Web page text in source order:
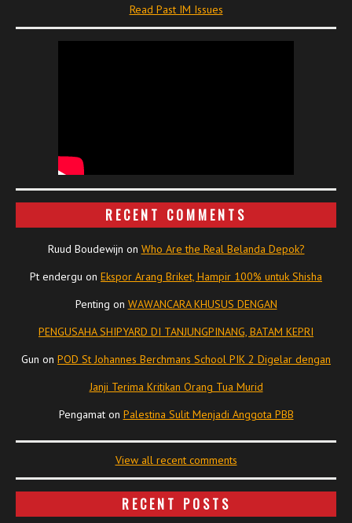
Read Past IM Issues
RECENT COMMENTS
Ruud Boudewijn on Who Are the Real Belanda Depok?
Pt endergu on Ekspor Arang Briket, Hampir 100% untuk Shisha
Penting on WAWANCARA KHUSUS DENGAN
PENGUSAHA SHIPYARD DI TANJUNGPINANG, BATAM KEPRI
Gun on POD St Johannes Berchmans School PIK 2 Digelar dengan
Janji Terima Kritikan Orang Tua Murid
Pengamaton Palestina Sulit Menjadi Anggota PBB
View all recent comments
RECENT POSTS